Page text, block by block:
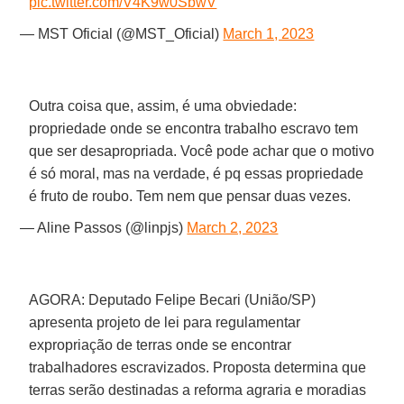
— MST Oficial (@MST_Oficial) March 1, 2023
Outra coisa que, assim, é uma obviedade:
propriedade onde se encontra trabalho escravo tem
que ser desapropriada. Você pode achar que o motivo
é só moral, mas na verdade, é pq essas propriedade
é fruto de roubo. Tem nem que pensar duas vezes.
— Aline Passos (@linpjs) March 2, 2023
AGORA: Deputado Felipe Becari (União/SP)
apresenta projeto de lei para regulamentar
expropriação de terras onde se encontrar
trabalhadores escravizados. Proposta determina que
terras serão destinadas a reforma agraria e moradias